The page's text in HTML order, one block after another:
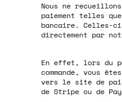
Nous ne
paiement telles
bancaire. Celles-
directement par
En effet, lors du
commandé, vous
vers le site de
de Stripe ou de